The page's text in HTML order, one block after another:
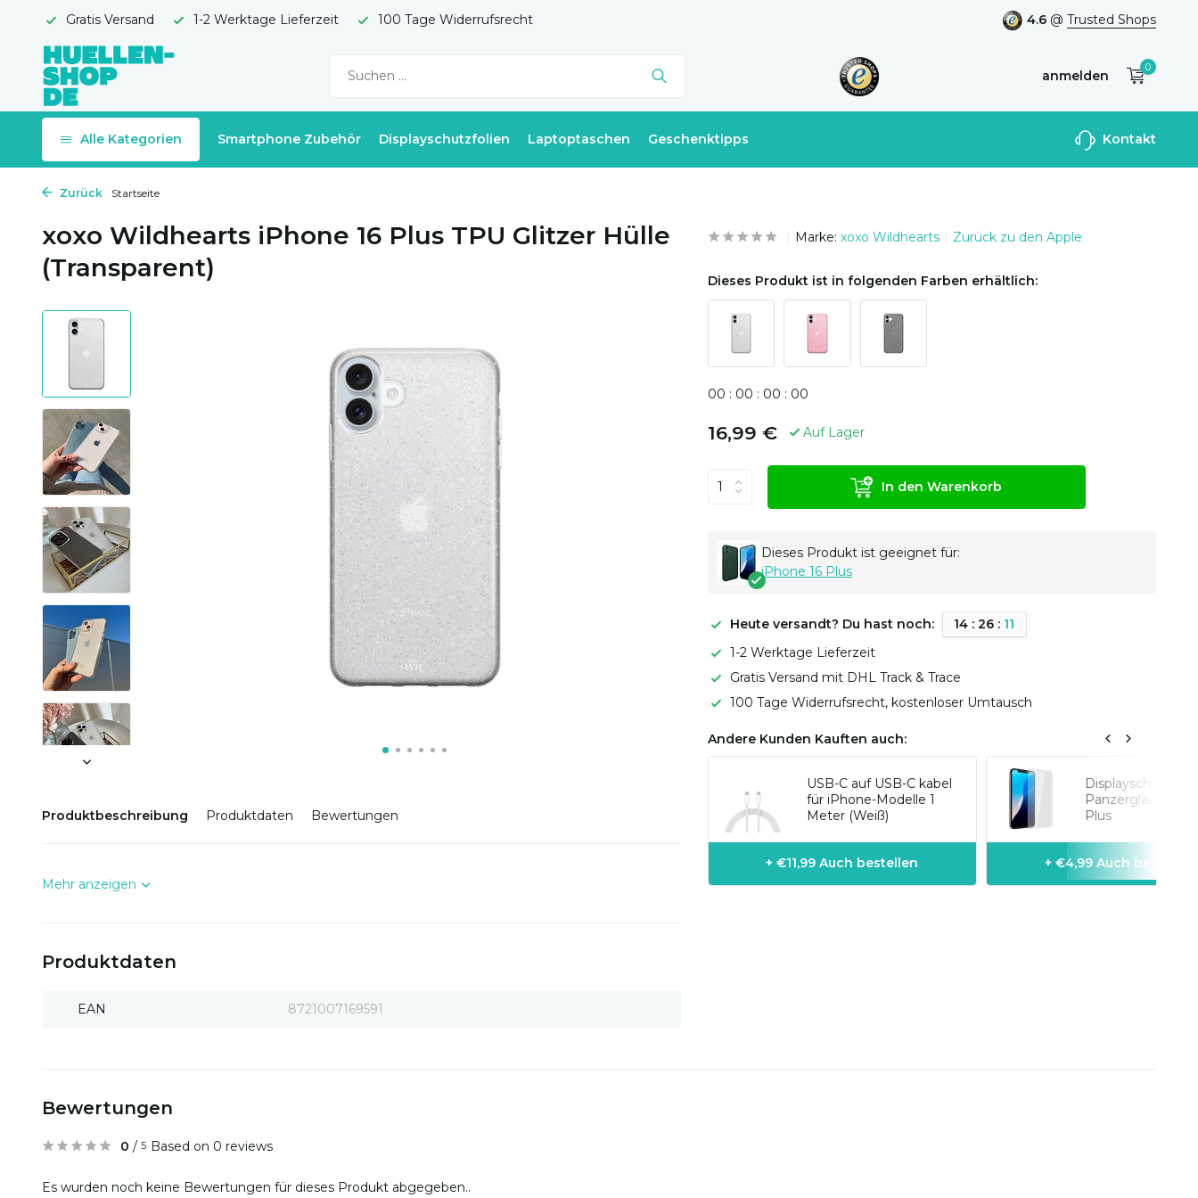
Gratis Versand 1-2 Werktage Lieferzeit 100 Tage Widerrufsrecht 4.6 @ Trusted Shops
anmelden
Benutzerkonto
0
Alle Kategorien Smartphone Zubehör Displayschutzfolien Laptoptaschen Geschenktipps Kontakt
Zurück Startseite
xoxo Wildhearts iPhone 16 Plus TPU Glitzer Hülle
(Transparent)
Produktbeschreibung Produktdaten Bewertungen
Mehr anzeigen
Produktdaten
EAN 8721007169591
Marke: xoxo Wildhearts Zurück zu den Apple
Dieses Produkt ist in folgenden Farben erhältlich:
00 : 00 : 00 : 00
16,99 € Auf Lager
In den Warenkorb
Dieses Produkt ist geeignet für:
iPhone 16 Plus
Heute versandt? Du hast noch: 14 :26 : 11
1-2 Werktage Lieferzeit
Gratis Versand mit DHL Track & Trace
100 Tage Widerrufsrecht, kostenloser Umtausch
Andere Kunden Kauften auch:
USB-C auf USB-C kabel
für iPhone-Modelle 1
Meter (Weiß)
+ €11,99 Auch bestellen
Displayschutz
Panzerglas
Plus
+ €4,99 Auch bestellen
Bewertungen
0 / 5 Based on 0 reviews
Es wurden noch keine Bewertungen für dieses Produkt abgegeben..